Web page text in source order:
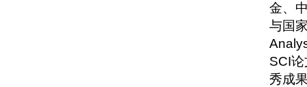
金、
与国
SCI
秀成